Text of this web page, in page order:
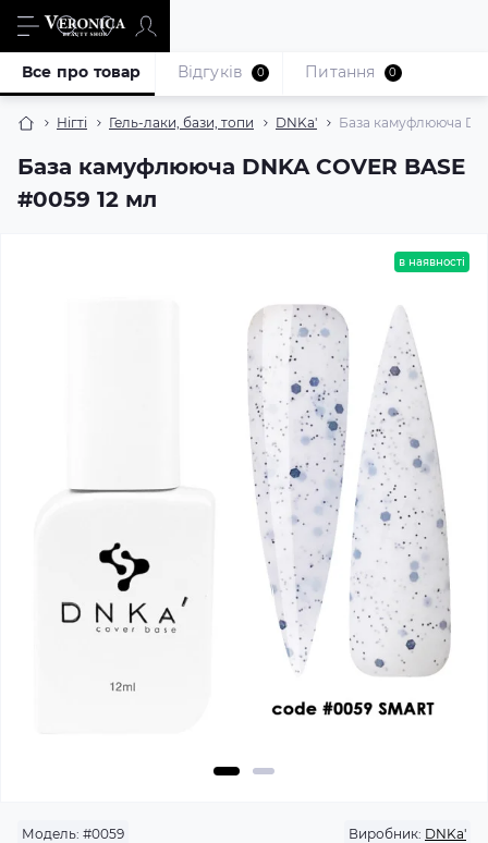
Нігті Гель-лаки, бази, топи DNKa' База камуфлююча
База камуфлююча DNKA COVER BASE
#0059 12 мл
Все про товар Відгуків 0 Питання 0
в наявності
Модель: #0059 Виробник: DNKa'